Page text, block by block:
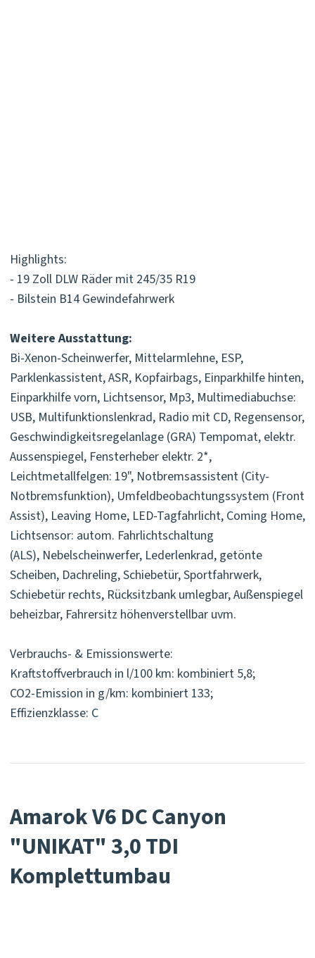
Highlights:
- 19 Zoll DLW Räder mit 245/35 R19
- Bilstein B14 Gewindefahrwerk
Weitere Ausstattung:
Bi-Xenon-Scheinwerfer, Mittelarmlehne, ESP,
Parklenkassistent, ASR, Kopfairbags, Einparkhilfe hinten,
Einparkhilfe vorn, Lichtsensor, Mp3, Multimediabuchse:
USB, Multifunktionslenkrad, Radio mit CD, Regensensor,
Geschwindigkeitsregelanlage (GRA) Tempomat, elektr.
Aussenspiegel, Fensterheber elektr. 2*,
Leichtmetallfelgen: 19", Notbremsassistent (City-
Notbremsfunktion), Umfeldbeobachtungssystem (Front
Assist), Leaving Home, LED-Tagfahrlicht, Coming Home,
Lichtsensor: autom. Fahrlichtschaltung
(ALS), Nebelscheinwerfer, Lederlenkrad, getönte
Scheiben, Dachreling, Schiebetür, Sportfahrwerk,
Schiebetür rechts, Rücksitzbank umlegbar, Außenspiegel
beheizbar, Fahrersitz höhenverstellbar uvm.
Verbrauchs- & Emissionswerte:
Kraftstoffverbrauch in l/100 km: kombiniert 5,8;
CO2-Emission in g/km: kombiniert 133;
Effizienzklasse: C
Amarok V6 DC Canyon
"UNIKAT" 3,0 TDI
Komplettumbau